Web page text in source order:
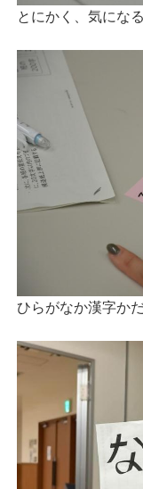
とにかく、気にな
ひらがなか漢字か